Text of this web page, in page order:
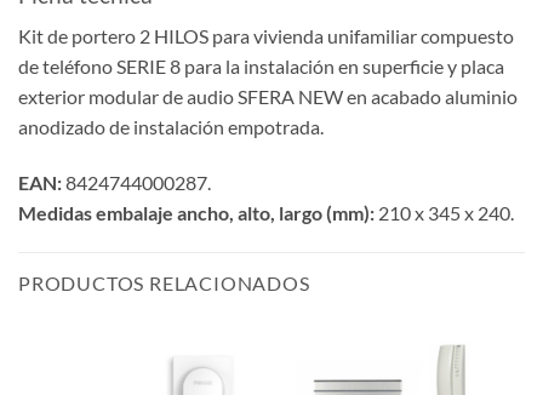
Kit de portero 2 HILOS para vivienda unifamiliar compuesto
de teléfono SERIE 8 para la instalación en superficie y placa
exterior modular de audio SFERA NEW en acabado aluminio
anodizado de instalación empotrada.
EAN:8424744000287.
Medidas embalaje ancho, alto, largo (mm): 210 x 345 x 240.
PRODUCTOS RELACIONADOS